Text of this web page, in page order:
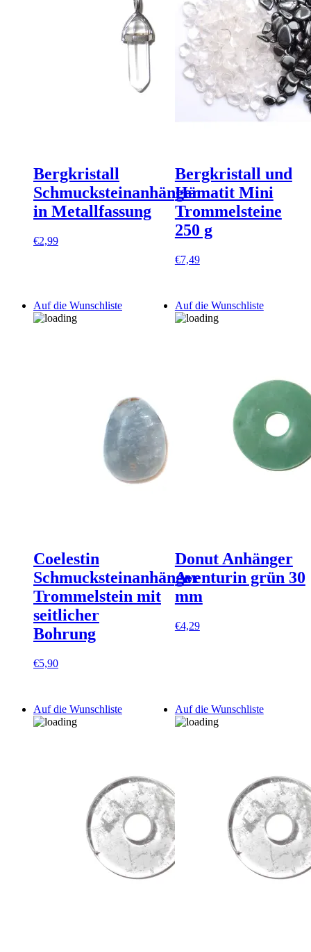
Bergkristall
Schmucksteinanhänger
in Metallfassung
€2,99
Bergkristall und
Hämatit Mini
Trommelsteine
250 g
€7,49
Auf die Wunschliste
Coelestin
Schmucksteinanhänger
Trommelstein mit
seitlicher
Bohrung
€5,90
Auf die Wunschliste
Donut Anhänger
Aventurin grün 30
mm
€4,29
Auf die Wunschliste Auf die Wunschliste